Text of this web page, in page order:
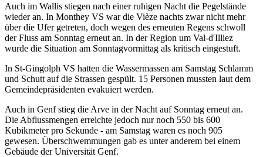
Auch im Wallis stiegen nach einer ruhigen Nacht die Pegelstände
wieder an. In Monthey VS war die Vièze nachts zwar nicht mehr
über die Ufer getreten, doch wegen des erneuten Regens schwoll
der Fluss am Sonntag erneut an. In der Region um Val-d'Illiez
wurde die Situation am Sonntagvormittag als kritisch eingestuft.
In St-Gingolph VS hatten die Wassermassen am Samstag Schlamm
und Schutt auf die Strassen gespült. 15 Personen mussten laut dem
Gemeindepräsidenten evakuiert werden.
Auch in Genf stieg die Arve in der Nacht auf Sonntag erneut an.
Die Abflussmengen erreichte jedoch nur noch 550 bis 600
Kubikmeter pro Sekunde - am Samstag waren es noch 905
gewesen. Überschwemmungen gab es unter anderem bei einem
Gebäude der Universität Genf.